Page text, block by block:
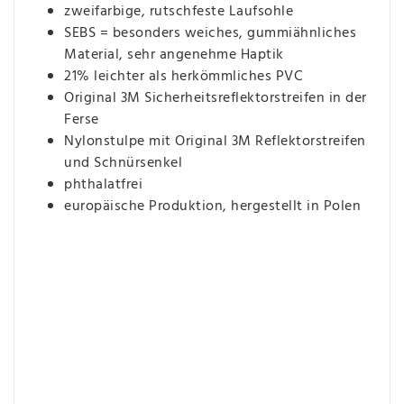
zweifarbige, rutschfeste Laufsohle
SEBS = besonders weiches, gummiähnliches
Material, sehr angenehme Haptik
21% leichter als herkömmliches PVC
Original 3M Sicherheitsreflektorstreifen in der
Ferse
Nylonstulpe mit Original 3M Reflektorstreifen
und Schnürsenkel
phthalatfrei
europäische Produktion, hergestellt in Polen